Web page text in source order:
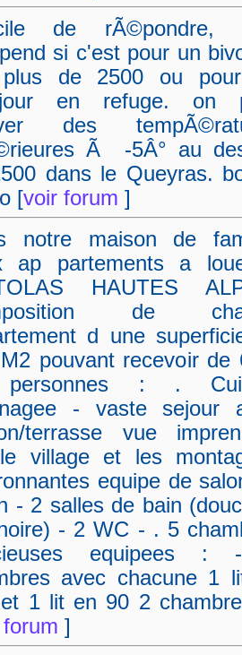
de rÃ©pondre,
si c'est pour un
de 2500 ou
en refuge. on
des
Ã -5Â° au
dans le Queyras.
[voir forum ]
notre maison de
ap partements a
HAUTES
de
d une
pouvant recevoir
: .
- vaste sejour
terrasse vue
village et les
equipe de
- 2 salles de bain
- 2 WC - . 5
equipees
avec chacune 1
1 lit en 90 2
]